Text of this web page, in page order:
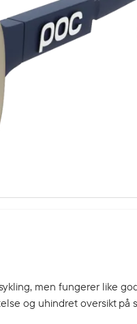
men fungerer like
og uhindret oversikt på